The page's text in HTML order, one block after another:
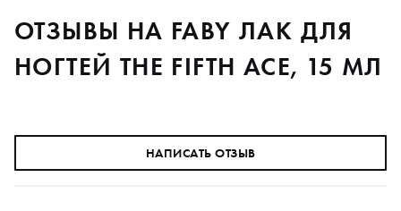
ОТЗЫВЫ НА FABY ЛАК ДЛЯ
НОГТЕЙ THE FIFTH ACE, 15 МЛ
НАПИСАТЬ ОТЗЫВ